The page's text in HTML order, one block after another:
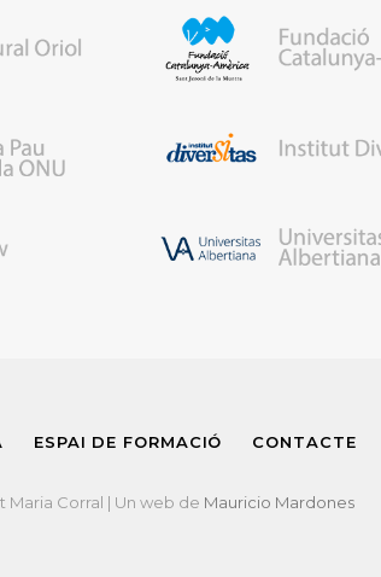
ESPAI DE FORMACIÓ CONTACTE
Maria Corral | Un web de Mauricio Mardones